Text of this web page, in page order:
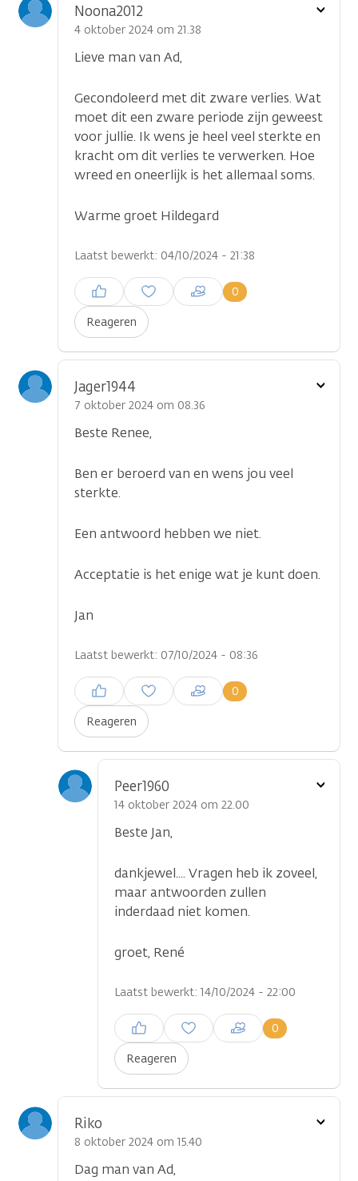
Noona2012
4 oktober 2024 om 21.38
Lieve man van Ad,
Gecondoleerd met dit zware verlies. Wat
moet dit een zware periode zijn geweest
voor jullie. Ik wens je heel veel sterkte en
kracht om dit verlies te verwerken. Hoe
wreed en oneerlijk is het allemaal soms.
Warme groet Hildegard
Laatst bewerkt: 04/10/2024 - 21:38
Reageren
0
Inloggen om een reactie te
plaatsen
Toon
Jager1944
7 oktober 2024 om 08.36
Beste Renee,
Ben er beroerd van en wens jou veel
sterkte.
Een antwoord hebben we niet.
Acceptatie is het enige wat je kunt doen.
Jan
Laatst bewerkt: 07/10/2024 - 08:36
Reageren
0
Inloggen om een reactie te
plaatsen
Toon
Peer1960
14 oktober 2024 om 22.00
Beste Jan,
dankjewel.... Vragen heb ik zoveel,
maar antwoorden zullen
inderdaad niet komen.
groet, René
Laatst bewerkt: 14/10/2024 - 22:00
Reageren
0
Inloggen om een reactie te
plaatsen
Toon
Riko
8 oktober 2024 om 15.40
Dag man van Ad,
Toon